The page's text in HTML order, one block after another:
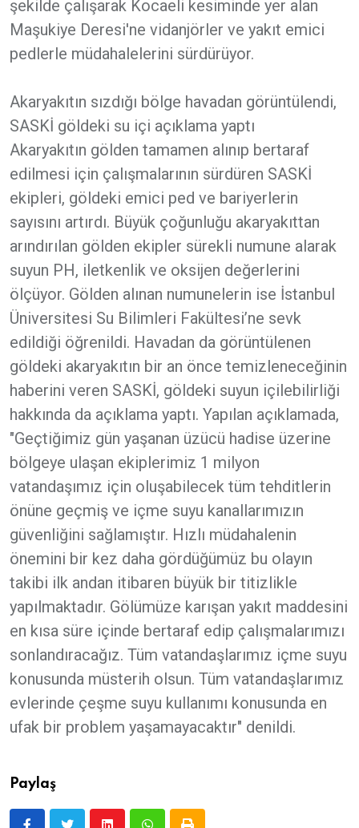
şekilde çalışarak Kocaeli kesiminde yer alan
Maşukiye Deresi'ne vidanjörler ve yakıt emici
pedlerle müdahalelerini sürdürüyor.
Akaryakıtın sızdığı bölge havadan görüntülendi,
SASKİ göldeki su içi açıklama yaptı
Akaryakıtın gölden tamamen alınıp bertaraf
edilmesi için çalışmalarının sürdüren SASKİ
ekipleri, göldeki emici ped ve bariyerlerin
sayısını artırdı. Büyük çoğunluğu akaryakıttan
arındırılan gölden ekipler sürekli numune alarak
suyun PH, iletkenlik ve oksijen değerlerini
ölçüyor. Gölden alınan numunelerin ise İstanbul
Üniversitesi Su Bilimleri Fakültesi’ne sevk
edildiği öğrenildi. Havadan da görüntülenen
göldeki akaryakıtın bir an önce temizleneceğinin
haberini veren SASKİ, göldeki suyun içilebilirliği
hakkında da açıklama yaptı. Yapılan açıklamada,
"Geçtiğimiz gün yaşanan üzücü hadise üzerine
bölgeye ulaşan ekiplerimiz 1 milyon
vatandaşımız için oluşabilecek tüm tehditlerin
önüne geçmiş ve içme suyu kanallarımızın
güvenliğini sağlamıştır. Hızlı müdahalenin
önemini bir kez daha gördüğümüz bu olayın
takibi ilk andan itibaren büyük bir titizlikle
yapılmaktadır. Gölümüze karışan yakıt maddesini
en kısa süre içinde bertaraf edip çalışmalarımızı
sonlandıracağız. Tüm vatandaşlarımız içme suyu
konusunda müsterih olsun. Tüm vatandaşlarımız
evlerinde çeşme suyu kullanımı konusunda en
ufak bir problem yaşamayacaktır" denildi.
Paylaş